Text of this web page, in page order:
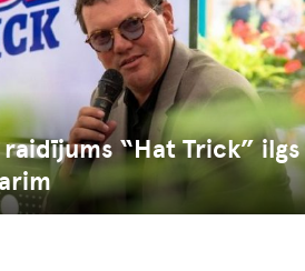
“Hat Trick” ilgs